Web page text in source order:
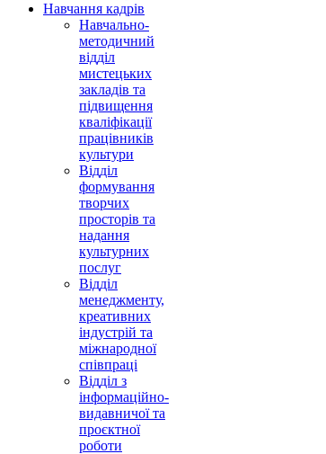
Навчання кадрів
Навчально-
методичний
відділ
мистецьких
закладів та
підвищення
кваліфікації
працівників
культури
Відділ
формування
творчих
просторів та
надання
культурних
послуг
Відділ
менеджменту,
креативних
індустрій та
міжнародної
співпраці
Відділ з
інформаційно-
видавничої та
проєктної
роботи